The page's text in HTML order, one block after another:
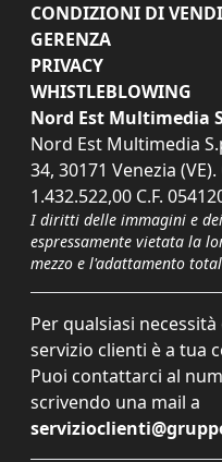
CONDIZIONI DI
GERENZA
PRIVACY
WHISTLEBLOWING
Nord Est Multimedia
Nord Est Multimedia
34, 30171 Venezia
1.432.522,00 C.F.
I diritti delle immagini e
espressamente vietata la
mezzo e l'adattamento
Per qualsiasi
servizio clienti è a tua
Puoi contattarci al
scrivendo una mail a